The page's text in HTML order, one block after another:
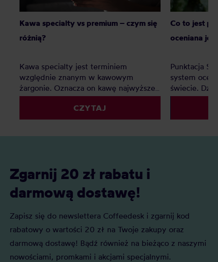
Kawa specialty vs premium – czym się
różnią?
Kawa specialty jest terminiem
względnie znanym w kawowym
żargonie. Oznacza on kawę najwyższej
jakości, jednak co z kawą premium?
Czy to tylko chwyt marketingowy czy
faktyczna ocena jakości? Z tego
domu?
CZYTAJ
Co to jest
oceniana
Punktacja
system
świecie.
palarnie i
kryteriów. Z
Zgarnij 20 zł rabatu i
darmową dostawę!
Zapisz się do newslettera Coffeedesk i zgarnij kod
rabatowy o wartości 20 zł na Twoje zakupy oraz
darmową dostawę! Bądź również na bieżąco z naszymi
nowościami, promkami i akcjami specjalnymi.